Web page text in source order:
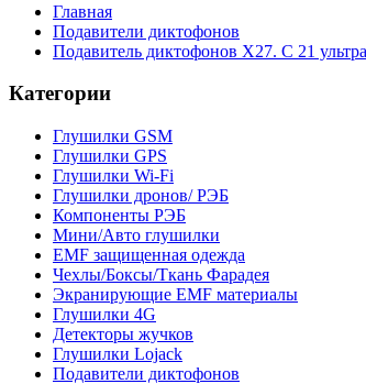
Главная
Подавители диктофонов
Подавитель диктофонов X27. C 21
Категории
Глушилки GSM
Глушилки GPS
Глушилки Wi-Fi
Глушилки дронов/ РЭБ
Компоненты РЭБ
Мини/Авто глушилки
EMF защищенная одежда
Чехлы/Боксы/Ткань Фарадея
Экранирующие EMF материалы
Глушилки 4G
Детекторы жучков
Глушилки Lojack
Подавители диктофонов